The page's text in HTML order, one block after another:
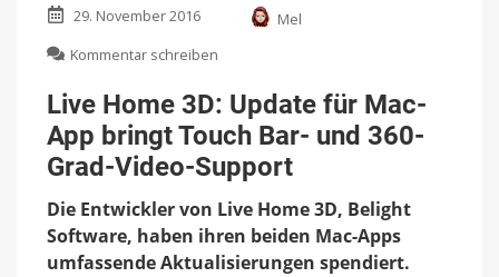
29. November 2016
Mel
Kommentar schreiben
Home
3D:
Update
für
Mac-
App
Touch
Bar-
Live Home 3D: Update für Mac-
App bringt Touch Bar- und 360-
Grad-Video-Support
Die Entwickler von Live Home 3D, Belight
Software, haben ihren beiden Mac-Apps
umfassende Aktualisierungen spendiert.